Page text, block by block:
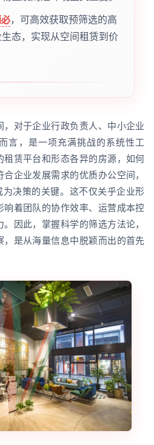
，可高效获取预筛选的高
态，实现从空间租赁到价
对于企业行政负责人、中小企业
言，是一项充满挑战的系统性工
赁平台和形态各异的房源，如何
企业发展需求的优质办公空间，
为决策的关键。这不仅关乎企业形
响着团队的协作效率、运营成本控
因此，掌握科学的筛选方法论，
是从海量信息中脱颖而出的首先